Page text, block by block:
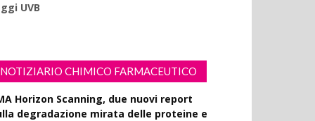
UVB
NOTIZIARIO CHIMICO FARMACEUTICO
Horizon Scanning, due nuovi report
degradazione mirata delle proteine e